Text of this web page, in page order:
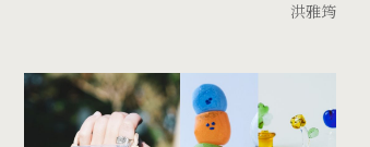
洪雅筠